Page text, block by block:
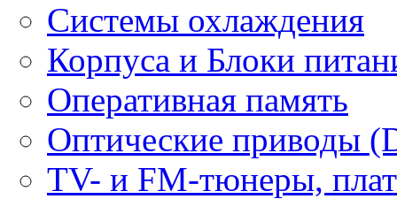
Системы охлаждения
Корпуса и Блоки
Оперативная память
Оптические приводы
ТV- и FM-тюнеры,